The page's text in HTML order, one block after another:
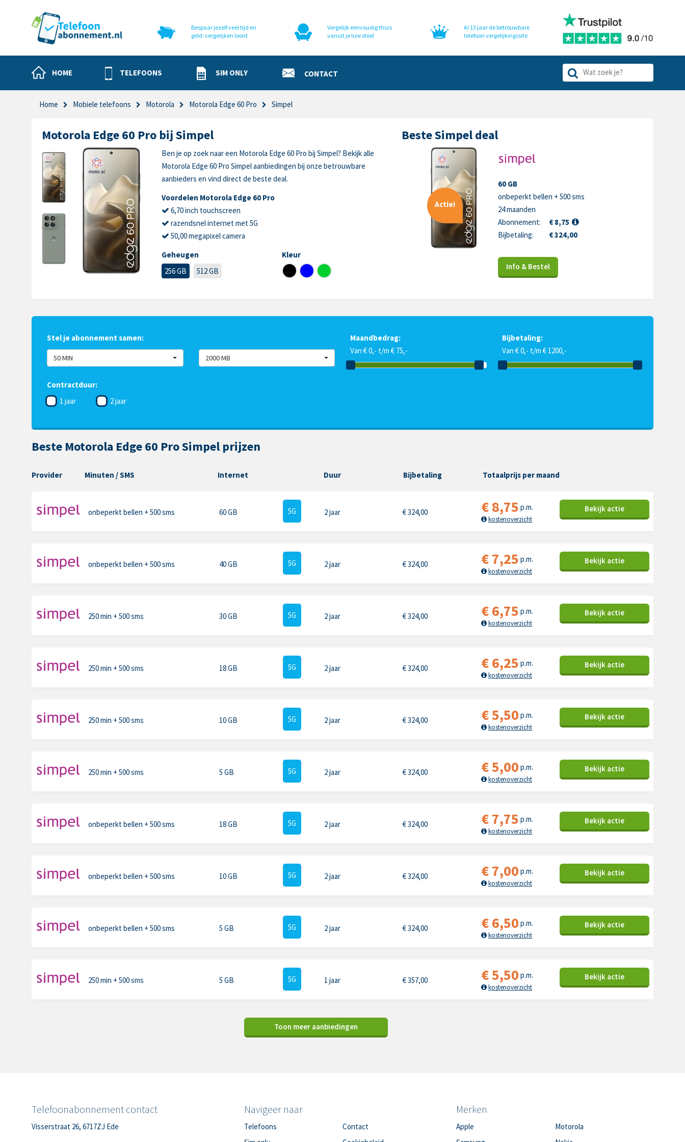
Bespaar jezelf veel tijd en
geld: vergelijken loont
Vergelijk eenvoudig thuis
vanuit je luie stoel
Al 13 jaar de betrouwbare
telefoon vergelijkingssite
HOME TELEFOONS SIM ONLY CONTACT
Home Mobiele telefoons Motorola Motorola Edge 60 Pro Simpel
Motorola Edge 60 Pro bij Simpel
Ben je op zoek naar een Motorola Edge 60 Pro bij Simpel? Bekijk alle
Motorola Edge 60 Pro Simpel aanbiedingen bij onze betrouwbare
aanbieders en vind direct de beste deal.
Voordelen Motorola Edge 60 Pro
6,70 inch touchscreen
razendsnel internet met 5G
50,00 megapixel camera
Geheugen
256 GB
512 GB
Kleur
Beste Simpel deal
Actie!
60 GB
onbeperkt bellen + 500 sms
24 maanden
Abonnement:
€ 8,75
Bijbetaling:
€ 324,00
Info & Bestel
Stel je abonnement samen:
50 MIN 2000 MB
Maandbedrag:
Van € 0,- t/m € 75,-
Bijbetaling:
Van € 0,- t/m € 1200,-
Contractduur:
1 jaar
2 jaar
Beste Motorola Edge 60 Pro Simpel prijzen
Provider Minuten / SMS Internet Duur Bijbetaling Totaalprijs per maand
onbeperkt bellen + 500 sms 60 GB 5G 2 jaar €324,00 €8,75 p.m.
kostenoverzicht
Bekijk actie
onbeperkt bellen + 500 sms 40 GB 5G 2 jaar €324,00 €7,25 p.m.
kostenoverzicht
Bekijk actie
250 min + 500 sms 30 GB 5G 2 jaar €324,00 €6,75 p.m.
kostenoverzicht
Bekijk actie
250 min + 500 sms 18 GB 5G 2 jaar €324,00 €6,25 p.m.
kostenoverzicht
Bekijk actie
250 min + 500 sms 10 GB 5G 2 jaar €324,00 €5,50 p.m.
kostenoverzicht
Bekijk actie
250 min + 500 sms 5 GB 5G 2 jaar €324,00 €5,00 p.m.
kostenoverzicht
Bekijk actie
onbeperkt bellen + 500 sms 18 GB 5G 2 jaar €324,00 €7,75 p.m.
kostenoverzicht
Bekijk actie
onbeperkt bellen + 500 sms 10 GB 5G 2 jaar €324,00 €7,00 p.m.
kostenoverzicht
Bekijk actie
onbeperkt bellen + 500 sms 5 GB 5G 2 jaar €324,00 €6,50 p.m.
kostenoverzicht
Bekijk actie
250 min + 500 sms 5 GB 5G 1 jaar €357,00 €5,50 p.m.
kostenoverzicht
Bekijk actie
Toon meer aanbiedingen
Telefoonabonnement contact
Visserstraat 26, 6717ZJ Ede
Navigeer naar
Telefoons
Contact
Merken
Apple
Motorola